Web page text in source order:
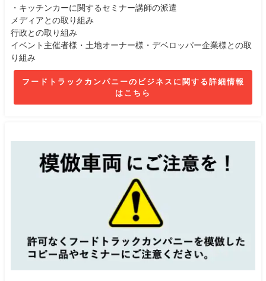
・キッチンカーに関するセミナー講師の派遣
メディアとの取り組み
行政との取り組み
イベント主催者様・土地オーナー様・デベロッパー企業様との取
り組み
フードトラックカンパニーのビジネスに関する詳細情報
はこちら